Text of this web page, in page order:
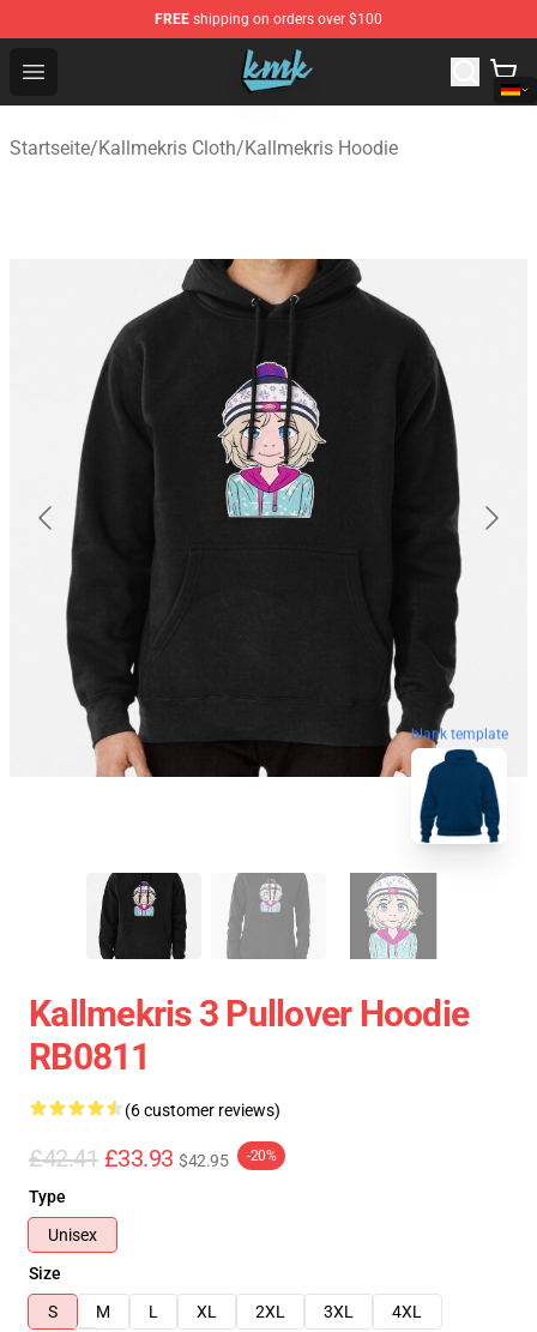
FREE shipping on orders over $100
Open menu
KallMeKris Store - Official KallMeKris Merchandise Shop
Startseite/Kallmekris Cloth/Kallmekris Hoodie
blank template
Kallmekris 3 Pullover Hoodie
RB0811
(6 customer reviews)
£42.41 £33.93 $42.95 -20%
Type
Unisex
Size
S
M L XL 2XL 3XL
4XL